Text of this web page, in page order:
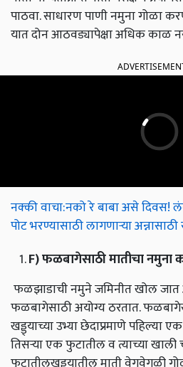
पाठवा. साधारण पाणी नमुना गोळा
यात दोन आठवड्यापेक्षा अधिक काळ
नक्की वाचा:नको रे बाबा असे दिवस!
पोट भरण्यासाठी लागणाऱ्या
F)फळबागेसाठीमातीचानमुना
फळझाडाची नमुने जमिनीत खोल
फळबागेसाठी अयोग्य ठरतात.
खड्ड्याच्या उभ्या छेदाप्रमाणे पहिल्या
तिसऱ्या एक फुटातील व त्याच्या